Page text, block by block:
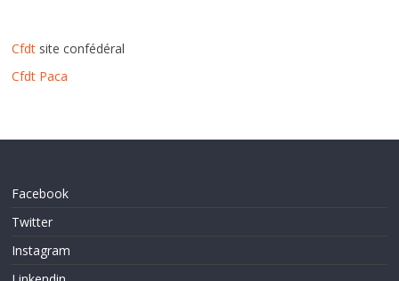
Cfdt site confédéral
Cfdt Paca
Facebook
Twitter
Instagram